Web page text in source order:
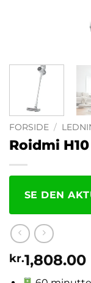
FORSIDE /
Roidmi
SE DEN
kr.1,808.00